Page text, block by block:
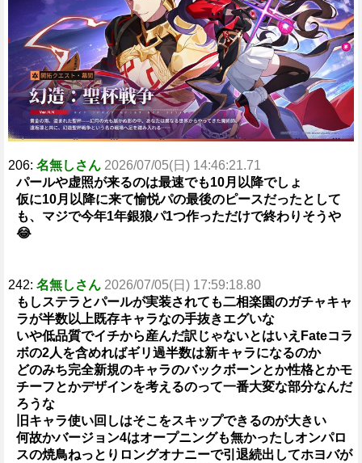
206: 名無しさん 2026/07/05(日) 14:46:21.71
パールや虚照が来るのは最速でも10月以降でしょ
仮に10月以降に来て愉悦パの最後のピースだったとして
も、マジで今年1年銀狼パ1つ作っただけで終わりそうや
😂
242: 名無しさん 2026/07/05(日) 17:59:18.80
もしステラとパールが実装されても二相楽園のガチャキャ
ラが半数以上既存キャラなの手抜きエグいな
いや低品質でイチから産んだ訳じゃないとはいえFateコラ
ボの2人を含めればギリ過半数は新キャラになるのか
どのみち完全新規のキャラのバックボーンとか性格とかモ
チーフとかデザインを考えるのって一番大変な部分なんだ
ろうな
旧キャラ使い回しはそこをスキップできるのが大きい
何故かバージョン4はオープニングも無かったしオンパロ
スの焼鳥ねっとりロングオナニーで引退続出してホヨバが